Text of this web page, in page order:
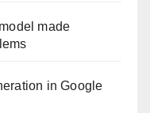
made
in Google